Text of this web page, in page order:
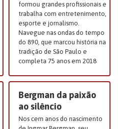
formou grandes profissionais e
trabalha com entretenimento,
esporte e jornalismo.
Navegue nas ondas do tempo
do 890, que marcou história na
tradição de São Paulo e
completa 75 anos em 2018
Bergman da paixão
ao silêncio
Nos cem anos do nascimento